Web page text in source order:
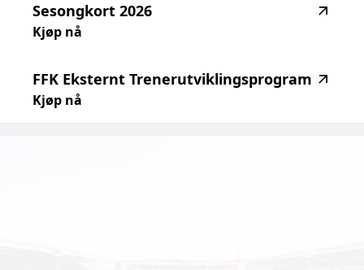
Sesongkort 2026
Kjøp nå
FFK Eksternt Trenerutviklingsprogram
Kjøp nå